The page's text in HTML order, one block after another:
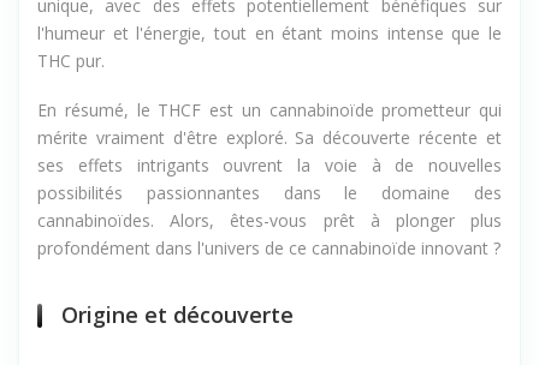
unique, avec des effets potentiellement bénéfiques sur
l'humeur et l'énergie, tout en étant moins intense que le
THC pur.
En résumé, le THCF est un cannabinoïde prometteur qui
mérite vraiment d'être exploré. Sa découverte récente et
ses effets intrigants ouvrent la voie à de nouvelles
possibilités passionnantes dans le domaine des
cannabinoïdes. Alors, êtes-vous prêt à plonger plus
profondément dans l'univers de ce cannabinoïde innovant ?
Origine et découverte